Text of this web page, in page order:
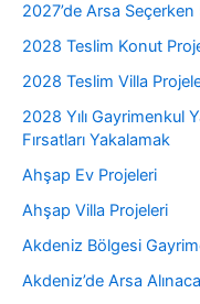
2027’de Arsa
2028 Teslim Konut
2028 Teslim Villa
2028 Yılı Gayrimenkul
Fırsatları Yakalamak
Ahşap Ev Projeleri
Ahşap Villa Projeleri
Akdeniz Bölgesi
Akdeniz’de Arsa